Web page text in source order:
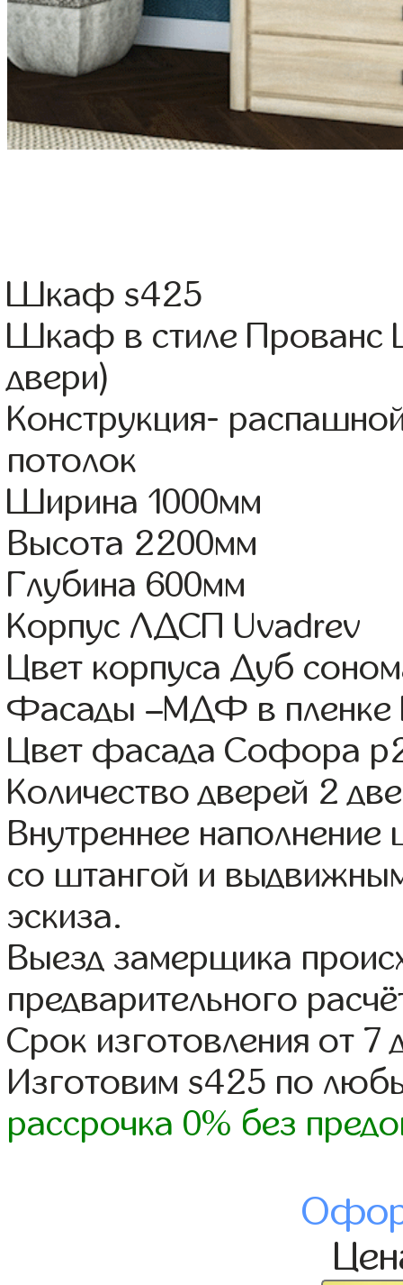
Шкаф s425
Шкаф в стиле Прованс
двери)
Конструкция-
потолок
Ширина 1000мм
Высота 2200мм
Глубина 600мм
Корпус ЛДСП Uvadrev
Цвет корпуса Дуб
Фасады –МДФ в пленке
Цвет фасада Софора
Количество дверей 2
Внутреннее
со штангой и
эскиза.
Выезд замерщика
предварительного
Срок изготовления от 7
Изготовим s425 по
рассрочка 0% без